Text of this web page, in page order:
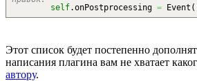
self.onPostprocessing = Event (
Этот список будет постепенно
написания плагина вам не хватает
автору.